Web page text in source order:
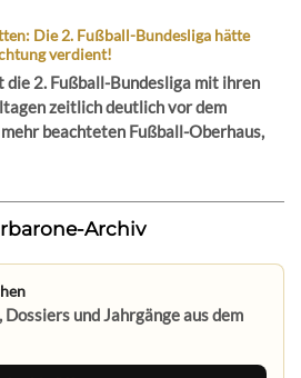
Die 2. Fußball-Bundesliga hätte
verdient!
2. Fußball-Bundesliga mit ihren
zeitlich deutlich vor dem
beachteten Fußball-Oberhaus,
Archiv
und Jahrgänge aus dem